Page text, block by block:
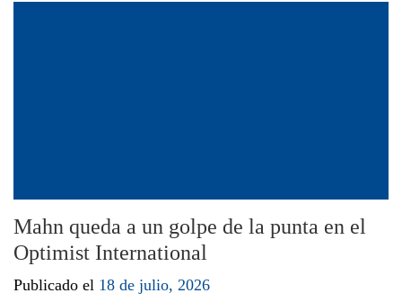
Mahn queda a un golpe de la punta en el
Optimist International
Publicado el 18 de julio, 2026